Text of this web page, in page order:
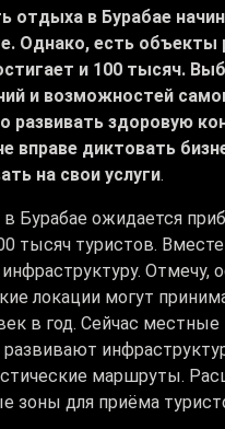
отдыха в Бурабае
Однако, есть объекты
и 100 тысяч.
и возможностей
развивать здоровую
вправе диктовать
на свои услуги.
в Бурабае ожидается
тысяч туристов.
инфраструктуру. Отмечу,
локации могут
в год. Сейчас местные
развивают
маршруты.
зоны для приёма